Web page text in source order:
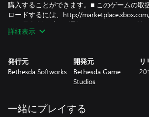
購入することができます。■ このゲームの取
ロードするには、http://
し、[取扱説明書] を選択してください。■ 払
ん。詳しくは http://www.xbox.com/live/
詳細表示
発行元
Bethesda Softworks
開発元
Bethesda Game
Studios
リ
一緒にプレイする